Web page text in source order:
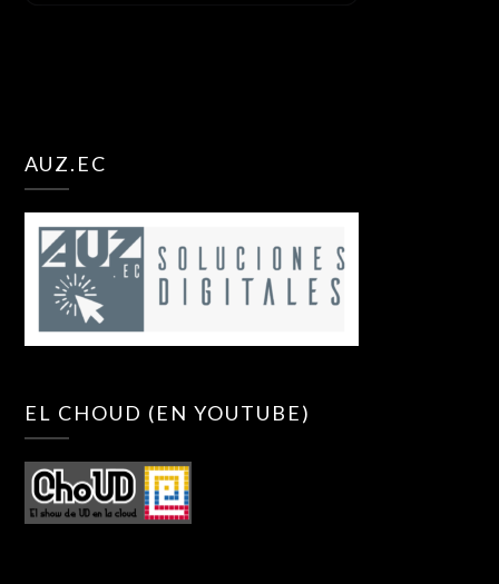
AUZ.EC
EL CHOUD (EN YOUTUBE)